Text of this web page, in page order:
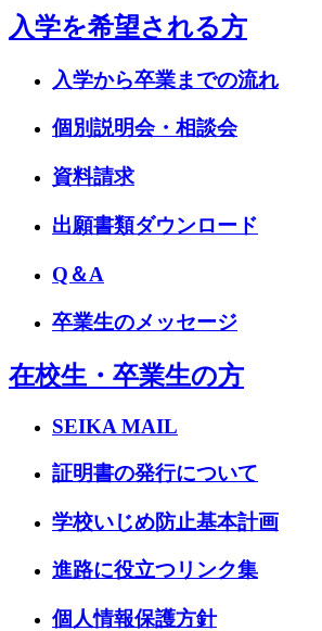
入学を希望される方
入学から卒業までの流れ
個別説明会・相談会
資料請求
出願書類ダウンロード
Q＆A
卒業生のメッセージ
在校生・卒業生の方
SEIKA MAIL
証明書の発行について
学校いじめ防止基本計画
進路に役立つリンク集
個人情報保護方針